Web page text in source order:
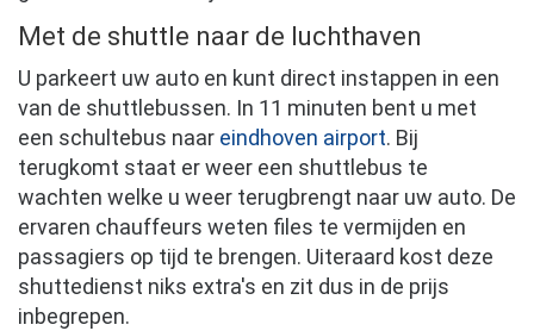
Met de shuttle naar de luchthaven
U parkeert uw auto en kunt direct instappen in een
van de shuttlebussen. In 11 minuten bent u met
een schultebus naar eindhoven airport. Bij
terugkomt staat er weer een shuttlebus te
wachten welke u weer terugbrengt naar uw auto. De
ervaren chauffeurs weten files te vermijden en
passagiers op tijd te brengen. Uiteraard kost deze
shuttedienst niks extra's en zit dus in de prijs
inbegrepen.